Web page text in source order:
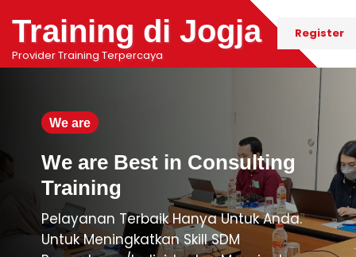
Training di Jogja
Provider Training Terpercaya
Register
We are
We are Best in Consulting
Training
Pelayanan Terbaik Hanya Untuk Anda.
Untuk Meningkatkan Skill SDM